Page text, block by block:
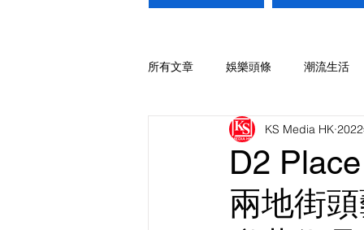
所有文章 娛樂頭條 潮流生活
D2
兩地街
KS Media HK